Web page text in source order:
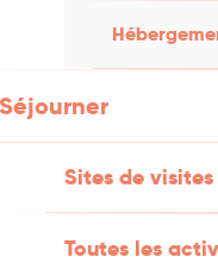
Séjourner
Sites de visites
Toutes les